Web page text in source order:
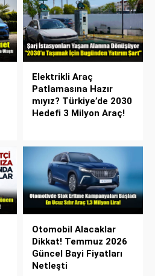
Elektrikli Araç
Patlamasına Hazır
mıyız? Türkiye’de 2030
Hedefi 3 Milyon Araç!
Otomobil Alacaklar
Dikkat! Temmuz 2026
Güncel Bayi Fiyatları
Netleşti